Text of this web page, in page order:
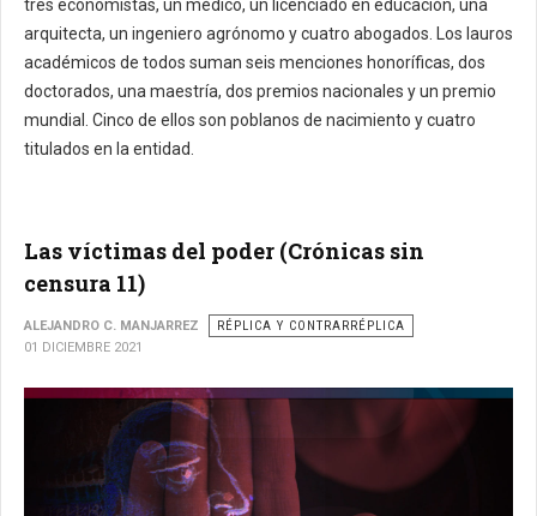
tres economistas, un médico, un licenciado en educación, una
arquitecta, un ingeniero agrónomo y cuatro abogados.
Los lauros
académicos de todos suman seis menciones honoríficas, dos
doctorados, una maestría, dos premios nacionales y un premio
mundial. Cinco de ellos son poblanos de nacimiento y cuatro
titulados en la entidad.
Las víctimas del poder (Crónicas sin
censura 11)
ALEJANDRO C. MANJARREZ
RÉPLICA Y CONTRARRÉPLICA
01 DICIEMBRE 2021